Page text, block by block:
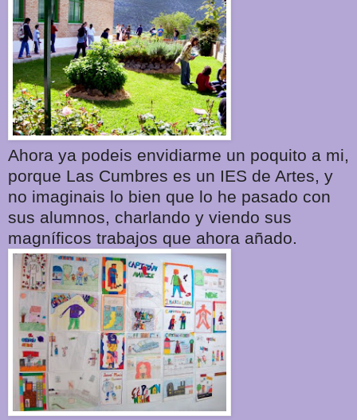
Ahora ya podeis envidiarme un poquito a mi,
porque Las Cumbres es un IES de Artes, y
no imaginais lo bien que lo he pasado con
sus alumnos, charlando y viendo sus
magníficos trabajos que ahora añado.